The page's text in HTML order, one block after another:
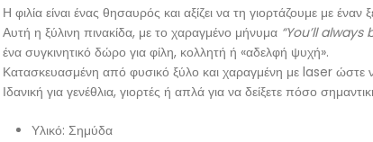
Η φιλία είναι ένας θησαυρός και αξίζει να τη γιορτάζουμε με
Αυτή η ξύλινη πινακίδα, με το χαραγμένο μήνυμα “You’ll
ένα συγκινητικό δώρο για φίλη, κολλητή ή «αδελφή ψυχή».
Κατασκευασμένη από φυσικό ξύλο και χαραγμένη με laser ώστε
Ιδανική για γενέθλια, γιορτές ή απλά για να δείξετε πόσο
Υλικό: Σημύδα